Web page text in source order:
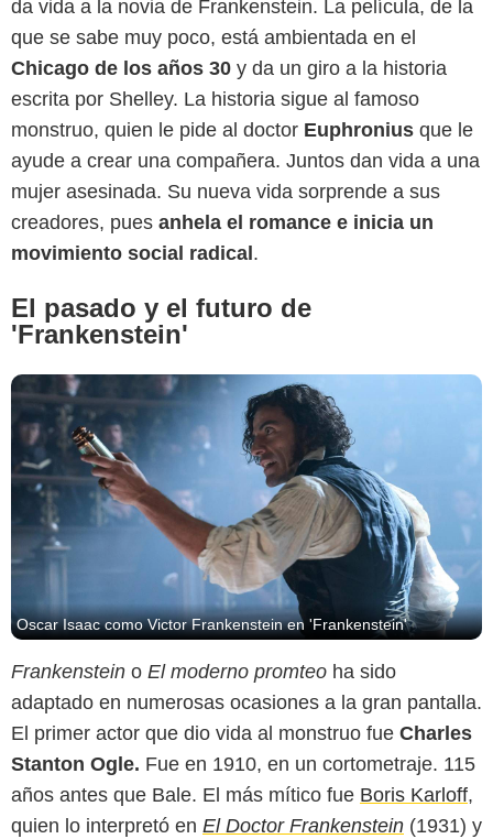
da vida a la novia de Frankenstein. La película, de la
que se sabe muy poco, está ambientada en el
Chicago de los años 30 y da un giro a la historia
escrita por Shelley. La historia sigue al famoso
monstruo, quien le pide al doctor Euphronius que le
ayude a crear una compañera. Juntos dan vida a una
mujer asesinada. Su nueva vida sorprende a sus
creadores, pues anhela el romance e inicia un
movimiento social radical .
El pasado y el futuro de
'Frankenstein'
Netflix
Oscar Isaac como Victor Frankenstein en 'Frankenstein'
Frankenstein o El moderno promteo ha sido
adaptado en numerosas ocasiones a la gran pantalla.
El primer actor que dio vida al monstruo fue Charles
Stanton Ogle. Fue en 1910, en un cortometraje. 115
años antes que Bale. El más mítico fue Boris Karloff,
quien lo interpretó en El Doctor Frankenstein (1931) y